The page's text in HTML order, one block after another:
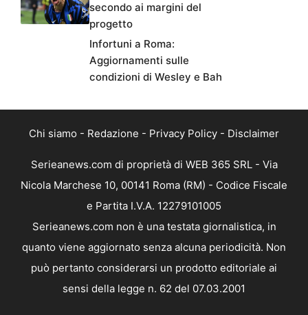
secondo ai margini del
progetto
Infortuni a Roma:
Aggiornamenti sulle
condizioni di Wesley e Bah
Chi siamo - Redazione - Privacy Policy - Disclaimer
Serieanews.com di proprietà di WEB 365 SRL - Via
Nicola Marchese 10, 00141 Roma (RM) - Codice Fiscale
e Partita I.V.A. 12279101005
Serieanews.com non è una testata giornalistica, in
quanto viene aggiornato senza alcuna periodicità. Non
può pertanto considerarsi un prodotto editoriale ai
sensi della legge n. 62 del 07.03.2001